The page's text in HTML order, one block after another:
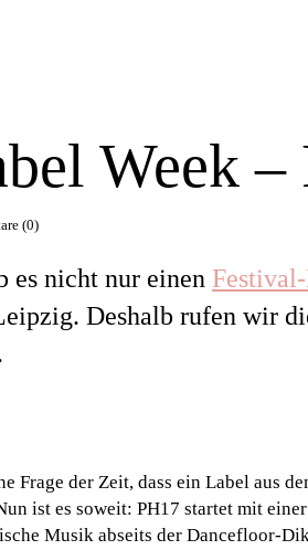
Week –
(0)
es nicht nur einen
Deshalb rufen wir
Frage der Zeit, dass ein Label aus
ist es soweit: PH17 startet mit
Musik abseits der Dancefloor-